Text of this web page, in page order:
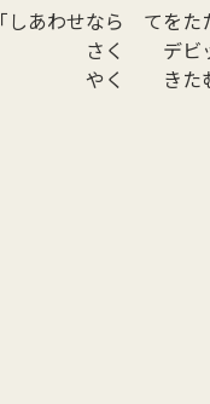
「しあわせなら てをた
さく デビット
やく きたむ